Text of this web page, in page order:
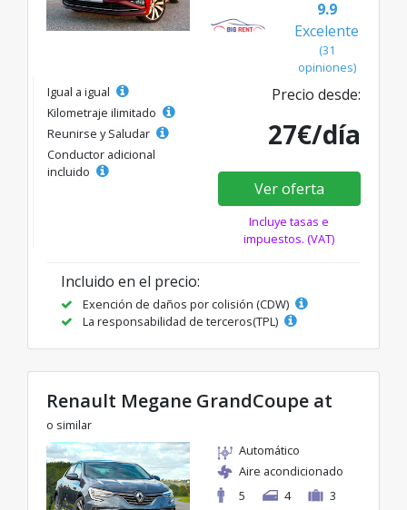
9.9
Excelente
(31
opiniones)
Igual a igual
Kilometraje ilimitado
Reunirse y Saludar
Conductor adicional
incluido
Precio desde:
27€/día
Ver oferta
Incluye tasas e
impuestos. (VAT)
Incluido en el precio:
Exención de daños por colisión (CDW)
La responsabilidad de terceros(TPL)
Renault Megane GrandCoupe at
o similar
Automático
Aire acondicionado
5
4 3